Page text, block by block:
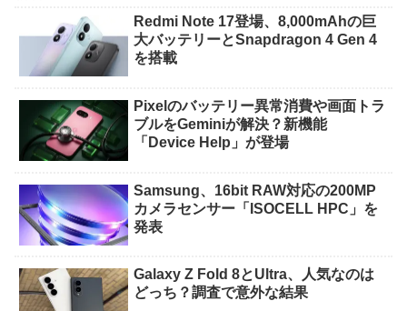
Redmi Note 17登場、8,000mAhの巨
大バッテリーとSnapdragon 4 Gen 4
を搭載
Pixelのバッテリー異常消費や画面トラ
ブルをGeminiが解決？新機能
「Device Help」が登場
Samsung、16bit RAW対応の200MP
カメラセンサー「ISOCELL HPC」を
発表
Galaxy Z Fold 8とUltra、人気なのは
どっち？調査で意外な結果